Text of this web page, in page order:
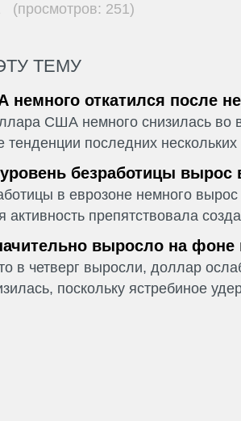
(просмотров: 251)
ТЕМУ
откатился после
США немного снизилась во
тенденции последних
безработицы вырос
в еврозоне немного
активность препятствовала
выросло на фоне
в четверг выросли, доллар
поскольку ястребиное